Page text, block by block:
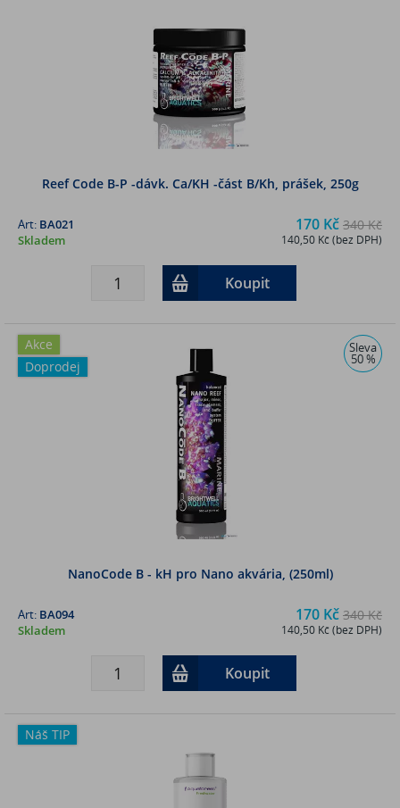
Reef Code B-P -dávk. Ca/KH -část B/Kh, prášek, 250g
170 Kč 340 Kč
140,50 Kč (bez DPH)
Art: BA021
Skladem
Koupit
Akce
Doprodej
Sleva
50 %
NanoCode B - kH pro Nano akvária, (250ml)
170 Kč 340 Kč
140,50 Kč (bez DPH)
Art: BA094
Skladem
Koupit
Náš TIP